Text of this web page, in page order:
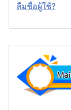
ลืมชื่อผู้ใช้?